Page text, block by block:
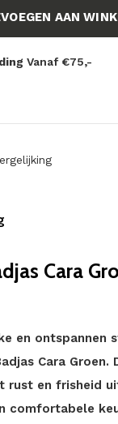
AAN
Vanaf €75,-
Cara
en ontspannen
Cara Groen.
rust en frisheid
comfortabele